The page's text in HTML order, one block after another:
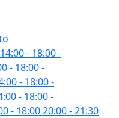
14:00 - 18:00-
- 18:00-
- 18:00-
- 18:00-
- 18:0020:00 - 21:30